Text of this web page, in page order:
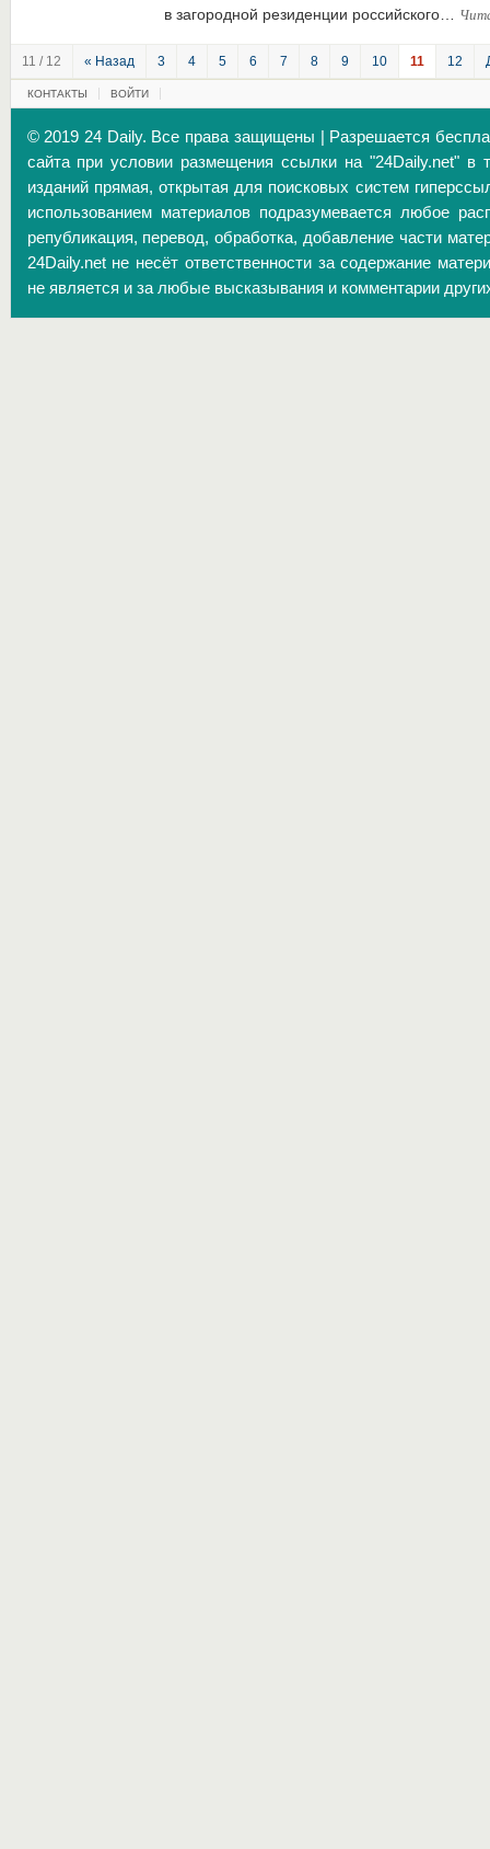
в загородной резиденции российского…
11 / 12 « Назад 3 4 5 6 7 8 9 10 11 12
КОНТАКТЫ ВОЙТИ
© 2019 24 Daily. Все права защищены | Разрешается
сайта при условии размещения ссылки на "24Daily.net" в
изданий прямая, открытая для поисковых систем
использованием материалов подразумевается любое
републикация, перевод, обработка, добавление части
24Daily.net не несёт ответственности за содержание
не является и за любые высказывания и комментарии